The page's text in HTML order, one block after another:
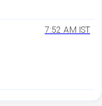
7:52 AM IST